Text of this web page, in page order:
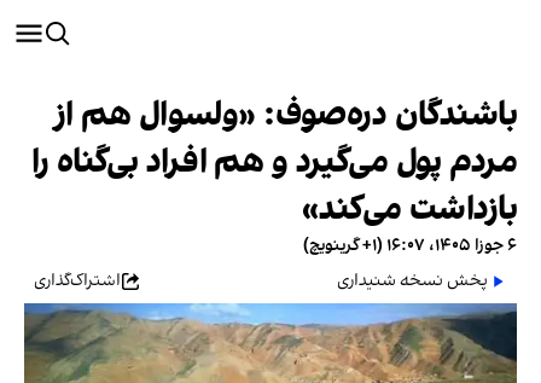
باشندگان دره‌صوف: «ولسوال هم از
مردم پول می‌گیرد و هم افراد بی‌گناه را
بازداشت می‌کند»
۶ جوزا ۱۴۰۵، ۱۶:۰۷ (‎+۱ گرینویچ)
پخش نسخه شنیداری
اشتراک‌گذاری